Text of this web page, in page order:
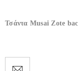
Τσάντα Musai Zote